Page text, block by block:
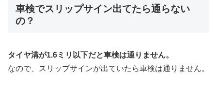
車検でスリップサイン出てたら通らない
の？
タイヤ溝が1.6ミリ以下だと車検は通りません。
なので、
スリップサインが出ていたら車検は通りません。